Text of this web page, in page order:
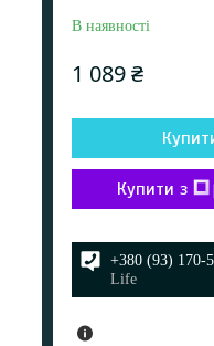
В наявності
1 089 ₴
Купити з
+380 (93) 170-
Life